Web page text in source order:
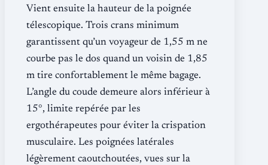
Vient ensuite la hauteur de la poignée
télescopique. Trois crans minimum
garantissent qu’un voyageur de 1,55 m ne
courbe pas le dos quand un voisin de 1,85
m tire confortablement le même bagage.
L’angle du coude demeure alors inférieur à
15°, limite repérée par les
ergothérapeutes pour éviter la crispation
musculaire. Les poignées latérales
légèrement caoutchoutées, vues sur la